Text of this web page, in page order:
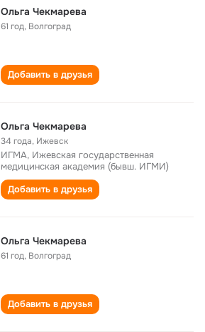
Ольга Чекмарева
61 год, Волгоград
Добавить в друзья
Ольга Чекмарева
34 года, Ижевск
ИГМА, Ижевская государственная
медицинская академия (бывш. ИГМИ)
Добавить в друзья
Ольга Чекмарева
61 год, Волгоград
Добавить в друзья